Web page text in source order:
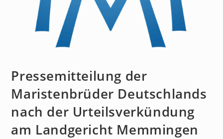
Pressemitteilung der
Maristenbrüder Deutschlands
nach der Urteilsverkündung
am Landgericht Memmingen